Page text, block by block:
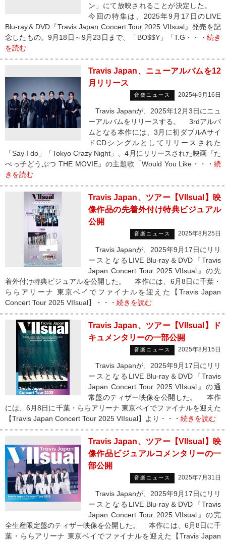
ン」にて放映されることが決定した。
今回の特集は、2025年9月17日のLIVE
Blu-ray＆DVD『Travis Japan Concert Tour 2025 VIIsual』発売を記
念したもの。9月18日～9月23日まで、「BO$$Y」「T.G・・・ 続き
を読む
Travis Japan、ニューアルバムを12
月リリース
音楽ニュース 2025年9月16日
Travis Japanが、2025年12月3日にニュ
ーアルバムをリリースする。 3rdアルバ
ムとなる本作には、3月に初ダブルAサイ
ドCDシングルとしてリリースされた
「Say I do」「Tokyo Crazy Night」、4月にリリースされた映画『た
べっ子どうぶつ THE MOVIE』の主題歌「Would You Like・・・ 続
きを読む
Travis Japan、ツアー【VIIsual】映
像作品の先着外付け特典ビジュアル
公開
音楽ニュース 2025年8月25日
Travis Japanが、2025年9月17日にリリ
ースとなるLIVE Blu-ray＆DVD『Travis
Japan Concert Tour 2025 VIIsual』の先
着外付け特典ビジュアルを公開した。 本作には、6月8日に千葉・
ららアリーナ 東京ベイでファイナルを迎えた【Travis Japan
Concert Tour 2025 VIIsual】・・・ 続きを読む
Travis Japan、ツアー【VIIsual】ド
キュメンタリーの一部公開
音楽ニュース 2025年8月15日
Travis Japanが、2025年9月17日にリリ
ースとなるLIVE Blu-ray＆DVD『Travis
Japan Concert Tour 2025 VIIsual』の通
常盤のティザー映像を公開した。 本作
には、6月8日に千葉・ららアリーナ 東京ベイでファイナルを迎えた
【Travis Japan Concert Tour 2025 VIIsual】より・・・ 続きを読む
Travis Japan、ツアー【VIIsual】映
像作品ビジュアルコメンタリーの一
部公開
音楽ニュース 2025年7月31日
Travis Japanが、2025年9月17日にリリ
ースとなるLIVE Blu-ray＆DVD『Travis
Japan Concert Tour 2025 VIIsual』の完
全生産限定盤のティザー映像を公開した。 本作には、6月8日に千
葉・ららアリーナ 東京ベイでファイナルを迎えた【Travis Japan